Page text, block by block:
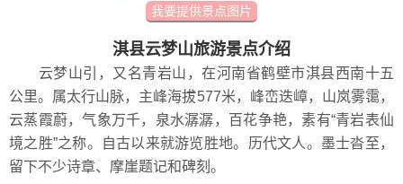
我要提供景点图片
淇县云梦山旅游景点介绍
云梦山引，又名青岩山，在河南省鹤壁市淇县西南十五
公里。属太行山脉，主峰海拔577米，峰峦迭嶂，山岚雾霭，
云蒸霞蔚，气象万千，泉水潺潺，百花争艳，素有“青岩表仙
境之胜”之称。自古以来就游览胜地。历代文人。墨士沓至，
留下不少诗章、摩崖题记和碑刻。